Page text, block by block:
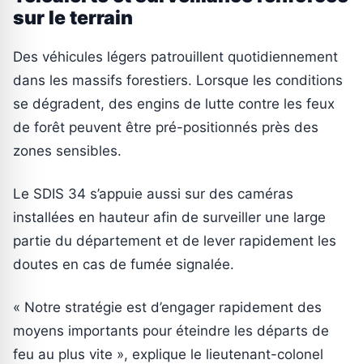
sur le terrain
Des véhicules légers patrouillent quotidiennement
dans les massifs forestiers. Lorsque les conditions
se dégradent, des engins de lutte contre les feux
de forêt peuvent être pré-positionnés près des
zones sensibles.
Le SDIS 34 s’appuie aussi sur des caméras
installées en hauteur afin de surveiller une large
partie du département et de lever rapidement les
doutes en cas de fumée signalée.
« Notre stratégie est d’engager rapidement des
moyens importants pour éteindre les départs de
feu au plus vite », explique le lieutenant-colonel